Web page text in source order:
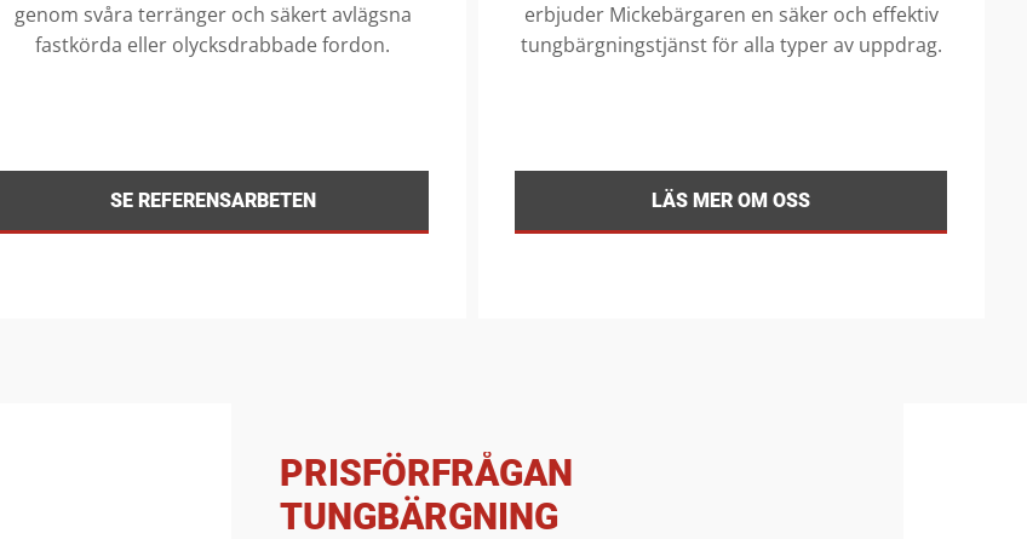
genom svåra terränger och säkert avlägsna
fastkörda eller olycksdrabbade fordon.
SE REFERENSARBETEN
erbjuder Mickebärgaren en säker och effektiv
tungbärgningstjänst för alla typer av uppdrag.
LÄS MER OM OSS
PRISFÖRFRÅGAN
TUNGBÄRGNING